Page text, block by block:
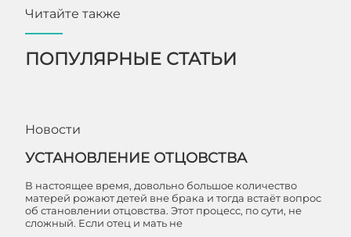
Читайте также
ПОПУЛЯРНЫЕ СТАТЬИ
Новости
УСТАНОВЛЕНИЕ ОТЦОВСТВА
В настоящее время, довольно большое количество
матерей рожают детей вне брака и тогда встаёт вопрос
об становлении отцовства. Этот процесс, по сути, не
сложный. Если отец и мать не